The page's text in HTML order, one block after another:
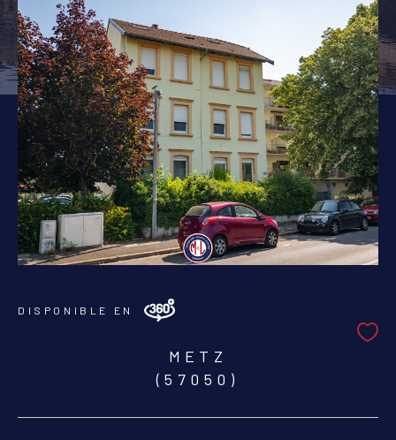
DISPONIBLE EN
METZ
(57050)
PIÈCES
1 2 3 4 5+
Localisation
Surface
AFFINER LES CRITÈRES
TERRASSE
FILTRER PAR